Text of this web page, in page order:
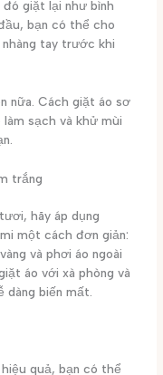
giặt lại như bình
bạn có thể cho
tay trước khi
nữa. Cách giặt áo sơ
sạch và khử mùi
trắng
hãy áp dụng
một cách đơn giản:
và phơi áo ngoài
áo với xà phòng và
dàng biến mất.
quả, bạn có thể